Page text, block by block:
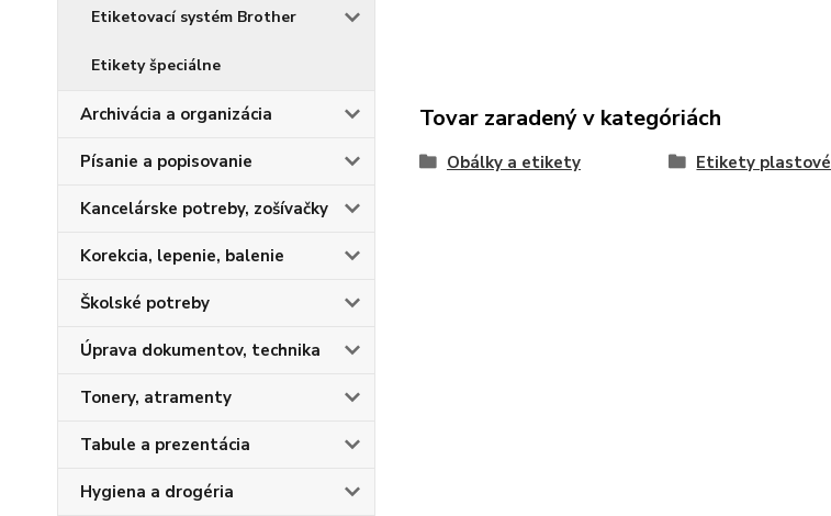
Etiketovací systém Brother
Etikety špeciálne
Archivácia a organizácia
Písanie a popisovanie
Kancelárske potreby, zošívačky
Korekcia, lepenie, balenie
Školské potreby
Úprava dokumentov, technika
Tonery, atramenty
Tabule a prezentácia
Hygiena a drogéria
Tovar zaradený v kategóriách
Obálky a etikety Etikety plastové